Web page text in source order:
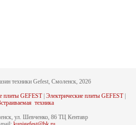
техники Gefest, Смоленск, 2026
плиты GEFEST| Электрические плиты GEFEST|
техника
ул. Шевченко, 86 ТЦ Кентавр